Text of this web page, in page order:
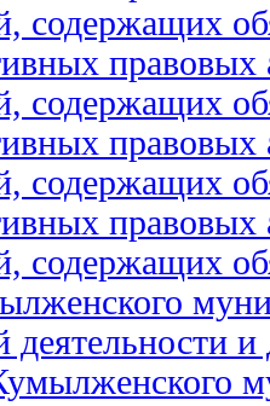
содержащих
правовых
содержащих
правовых
содержащих
правовых
содержащих
деятельности